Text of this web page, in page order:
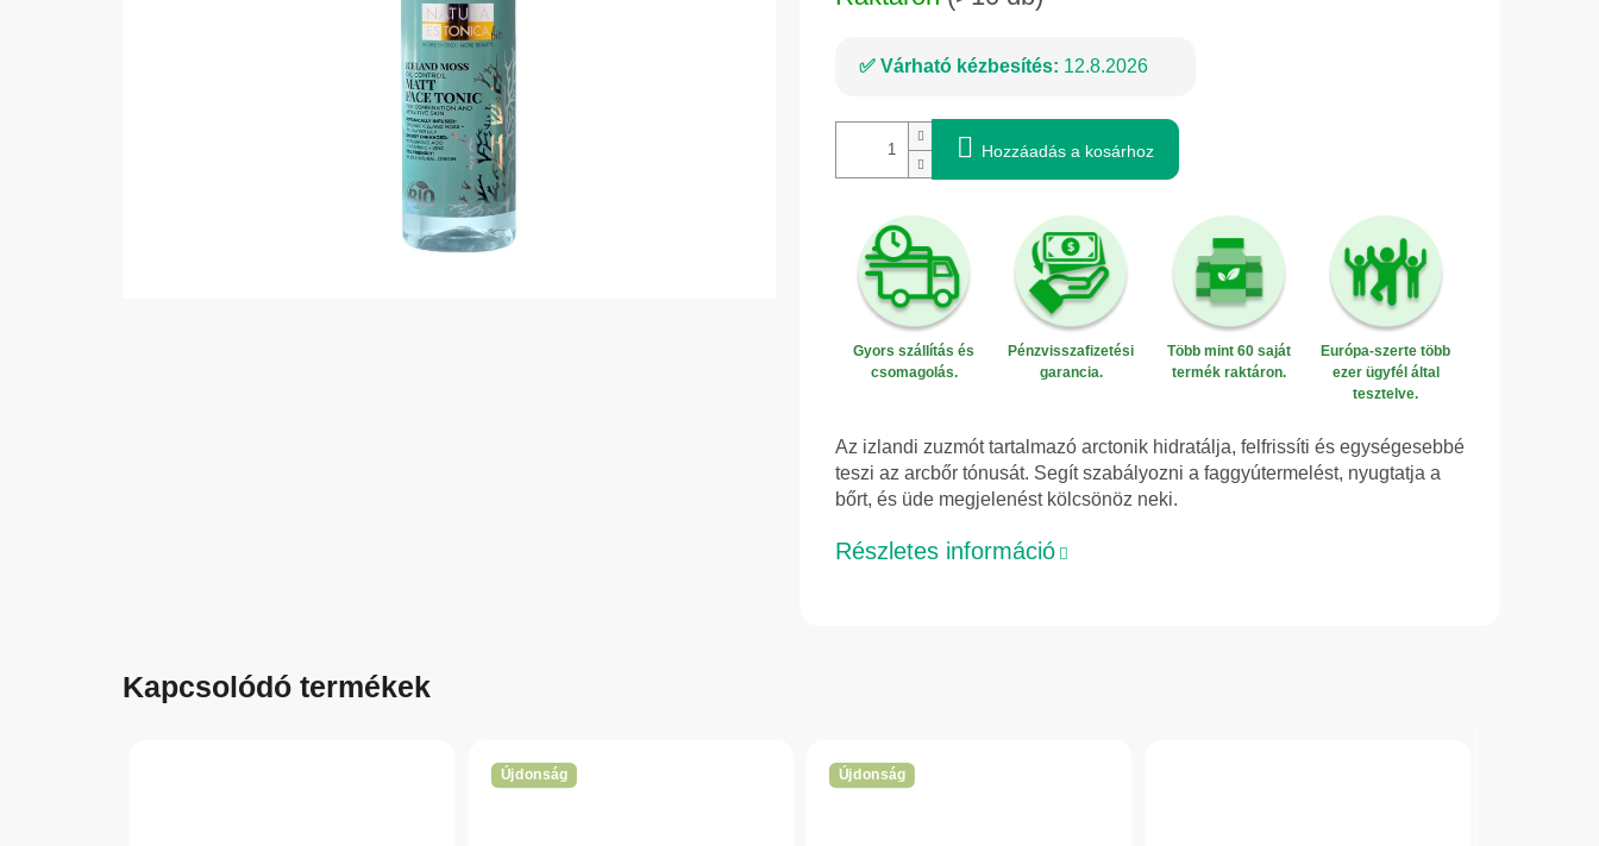
Várható kézbesítés: 12.8.2026
Hozzáadás a kosárhoz
Gyors szállítás és
csomagolás.
Pénzvisszafizetési
garancia.
Több mint 60 saját
termék raktáron.
Európa-szerte több
ezer ügyfél által
tesztelve.
Az izlandi zuzmót tartalmazó arctonik hidratálja, felfrissíti és egységesebbé
teszi az arcbőr tónusát. Segít szabályozni a faggyútermelést, nyugtatja a
bőrt, és üde megjelenést kölcsönöz neki.
Részletes információ
Kapcsolódó termékek
Újdonság Újdonság